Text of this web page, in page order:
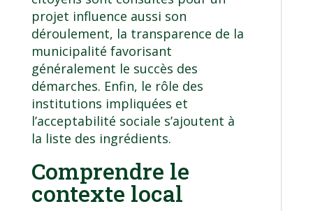
projet influence aussi son
déroulement, la transparence de la
municipalité favorisant
généralement le succès des
démarches. Enfin, le rôle des
institutions impliquées et
l’acceptabilité sociale s’ajoutent à
la liste des ingrédients.
Comprendre le
contexte local